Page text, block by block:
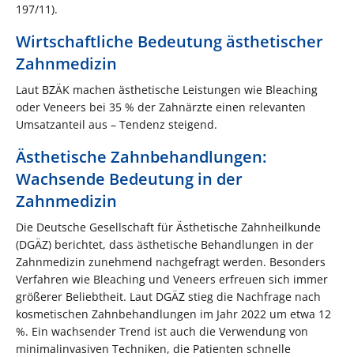
197/11).
Wirtschaftliche Bedeutung ästhetischer
Zahnmedizin
Laut BZÄK machen ästhetische Leistungen wie Bleaching
oder Veneers bei 35 % der Zahnärzte einen relevanten
Umsatzanteil aus – Tendenz steigend.
Ästhetische Zahnbehandlungen:
Wachsende Bedeutung in der
Zahnmedizin
Die Deutsche Gesellschaft für Ästhetische Zahnheilkunde
(DGÄZ) berichtet, dass ästhetische Behandlungen in der
Zahnmedizin zunehmend nachgefragt werden. Besonders
Verfahren wie Bleaching und Veneers erfreuen sich immer
größerer Beliebtheit. Laut DGÄZ stieg die Nachfrage nach
kosmetischen Zahnbehandlungen im Jahr 2022 um etwa 12
%. Ein wachsender Trend ist auch die Verwendung von
minimalinvasiven Techniken, die Patienten schnelle